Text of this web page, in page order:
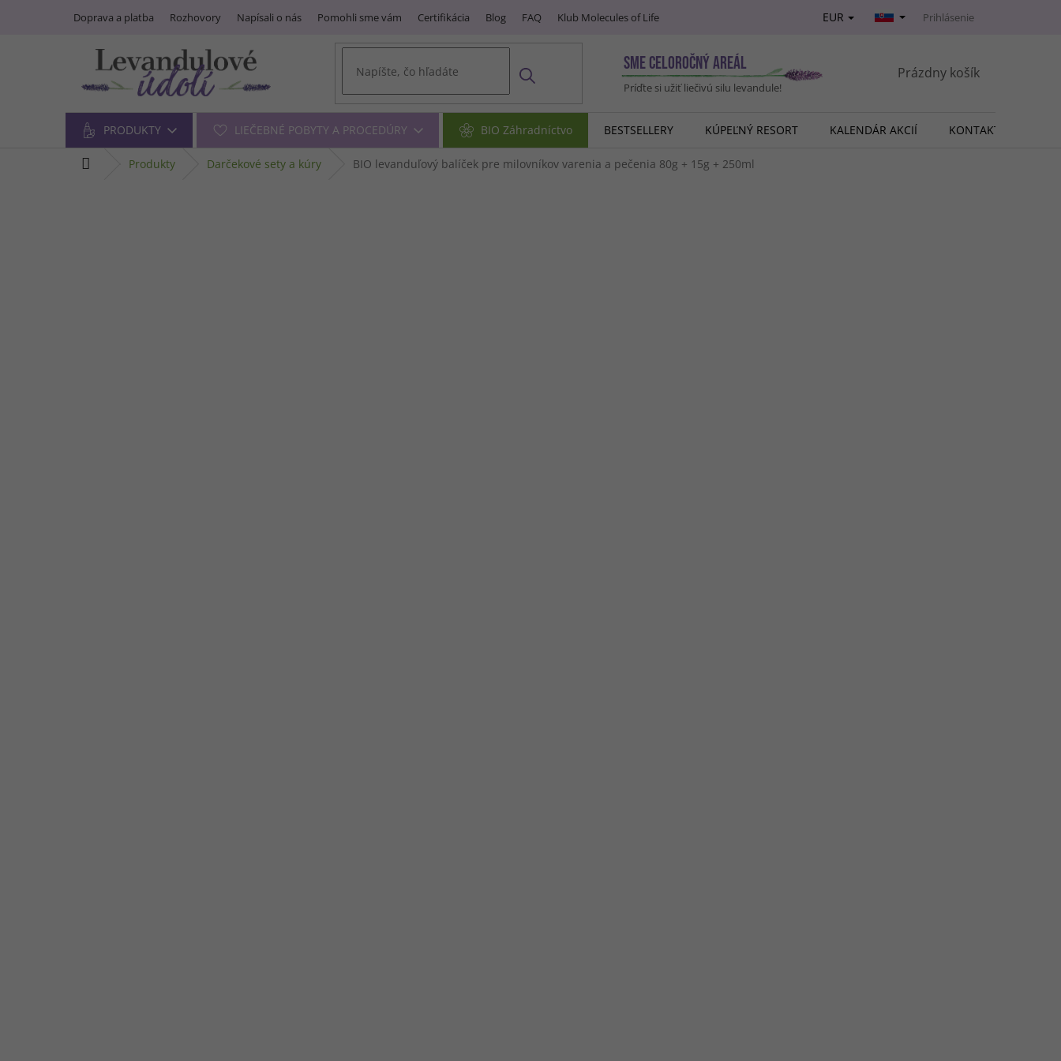
Doprava a platba Rozhovory Napísali o nás Pomohli sme vám Certifikácia Blog FAQ Klub Molecules of Life EUR Prihlásenie
SME CELOROČNÝ AREÁL
Príďte si užiť liečivú silu levandule!
NÁKUPNÝ
Prázdny košík
PRODUKTY LIEČEBNÉ POBYTY A PROCEDÚRY BIO Záhradníctvo BESTSELLERY KÚPEĽNÝ RESORT KALENDÁR AKCIÍ KONTAKT
domov produkty darčekové sety a kúry BIO levanduľový balíček pre milovníkov varenia a pečenia 80g + 15g + 250ml